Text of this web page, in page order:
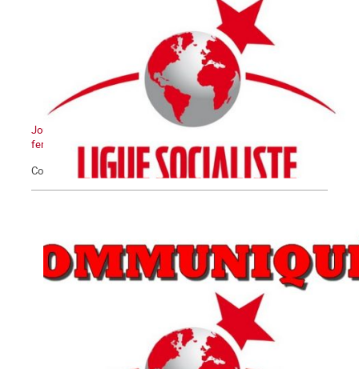
Journée Internationale pour l'élimination de la violence contre les
femmes
Communiqué du 25 novembre 2020